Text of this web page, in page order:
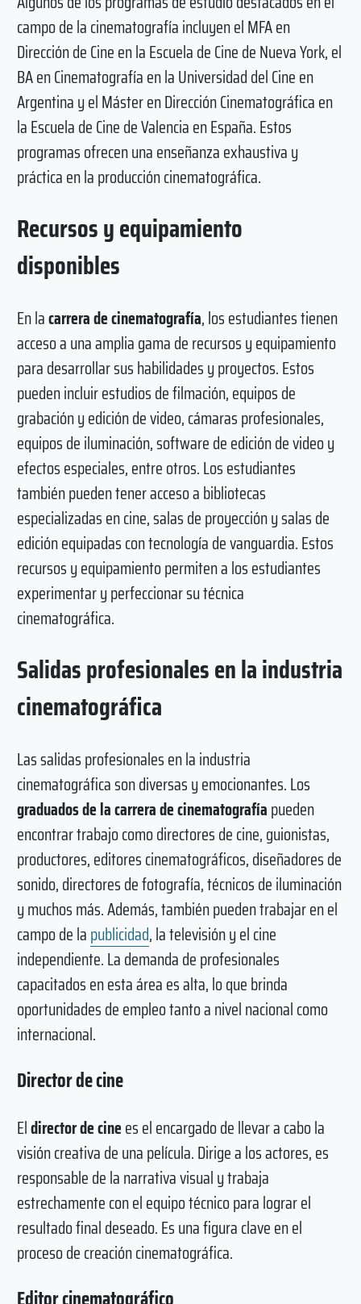
campo de la cinematografía incluyen el MFA en
Dirección de Cine en la Escuela de Cine de Nueva York, el
BA en Cinematografía en la Universidad del Cine en
Argentina y el Máster en Dirección Cinematográfica en
la Escuela de Cine de Valencia en España. Estos
programas ofrecen una enseñanza exhaustiva y
práctica en la producción cinematográfica.
Recursos y equipamiento
disponibles
En lacarrera de cinematografía, los estudiantes tienen
acceso a una amplia gama de recursos y equipamiento
para desarrollar sus habilidades y proyectos. Estos
pueden incluir estudios de filmación, equipos de
grabación y edición de video, cámaras profesionales,
equipos de iluminación, software de edición de video y
efectos especiales, entre otros. Los estudiantes
también pueden tener acceso a bibliotecas
especializadas en cine, salas de proyección y salas de
edición equipadas con tecnología de vanguardia. Estos
recursos y equipamiento permiten a los estudiantes
experimentar y perfeccionar su técnica
cinematográfica.
Salidas profesionales en la industria
cinematográfica
Las salidas profesionales en la industria
cinematográfica son diversas y emocionantes. Los
graduados de la carrera de cinematografíapueden
encontrar trabajo como directores de cine, guionistas,
productores, editores cinematográficos, diseñadores de
sonido, directores de fotografía, técnicos de iluminación
y muchos más. Además, también pueden trabajar en el
campo de lapublicidad, la televisión y el cine
independiente. La demanda de profesionales
capacitados en esta área es alta, lo que brinda
oportunidades de empleo tanto a nivel nacional como
internacional.
Director de cine
Eldirector de cinees el encargado de llevar a cabo la
visión creativa de una película. Dirige a los actores, es
responsable de la narrativa visual y trabaja
estrechamente con el equipo técnico para lograr el
resultado final deseado. Es una figura clave en el
proceso de creación cinematográfica.